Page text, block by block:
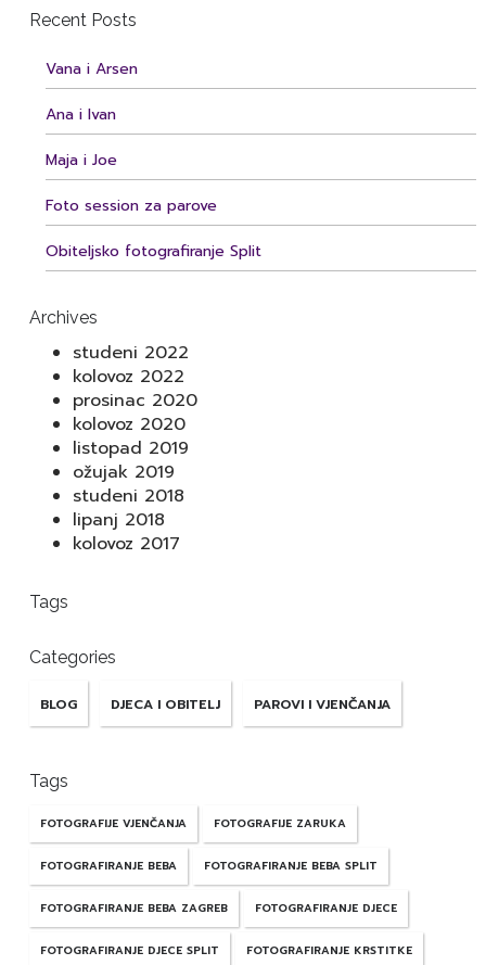
Recent Posts
Vana i Arsen
Ana i Ivan
Maja i Joe
Foto session za parove
Obiteljsko fotografiranje Split
Archives
studeni 2022
kolovoz 2022
prosinac 2020
kolovoz 2020
listopad 2019
ožujak 2019
studeni 2018
lipanj 2018
kolovoz 2017
Tags
Categories
BLOG DJECA I OBITELJ PAROVI I VJENČANJA
Tags
FOTOGRAFIJE VJENČANJA FOTOGRAFIJE ZARUKA
FOTOGRAFIRANJE BEBA FOTOGRAFIRANJE BEBA SPLIT
FOTOGRAFIRANJE BEBA ZAGREB FOTOGRAFIRANJE DJECE
FOTOGRAFIRANJE DJECE SPLIT FOTOGRAFIRANJE KRSTITKE